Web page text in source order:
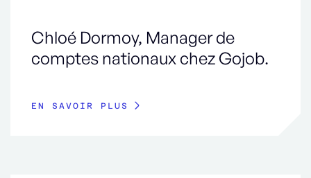
Chloé Dormoy, Manager de
comptes nationaux chez Gojob.
EN SAVOIR PLUS